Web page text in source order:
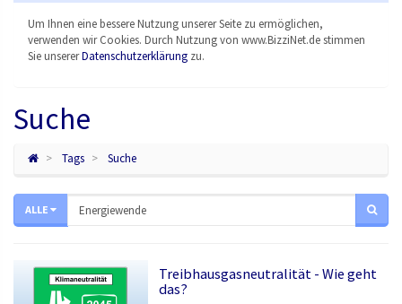
Um Ihnen eine bessere Nutzung unserer Seite zu ermöglichen,
verwenden wir Cookies. Durch Nutzung von www.BizziNet.de stimmen
Sie unsererDatenschutzerklärung zu.
Suche
Tags Suche
ALLE
Treibhausgasneutralität - Wie geht
das?